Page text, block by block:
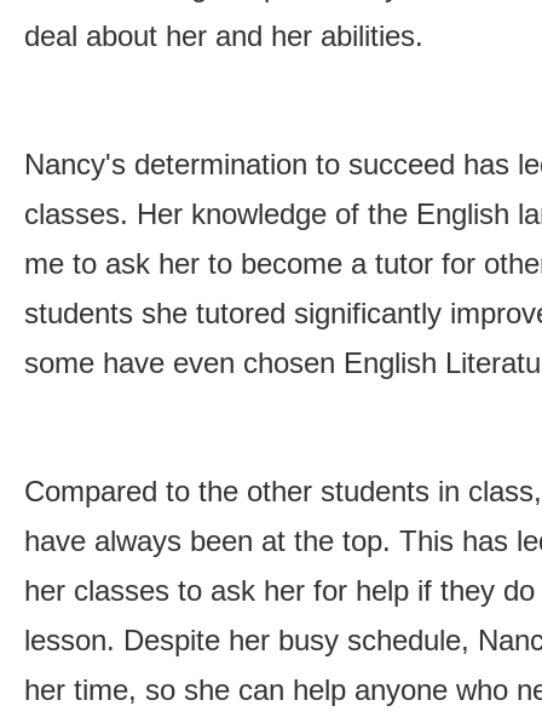
deal about her and her abilities.
Nancy's determination to succeed has
classes. Her knowledge of the English
me to ask her to become a tutor for
students she tutored significantly
some have even chosen English
Compared to the other students in
have always been at the top. This has
her classes to ask her for help if they
lesson. Despite her busy schedule,
her time, so she can help anyone who